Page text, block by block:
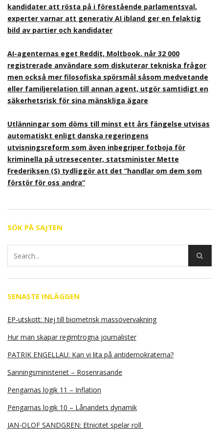
kandidater att rösta på i förestående parlamentsval,
experter varnar att generativ AI ibland ger en felaktig
bild av partier och kandidater
AI-agenternas eget Reddit, Moltbook, når 32 000
registrerade användare som diskuterar tekniska frågor
men också mer filosofiska spörsmål såsom medvetande
eller familjerelation till annan agent, utgör samtidigt en
säkerhetsrisk för sina mänskliga ägare
Utlänningar som döms till minst ett års fängelse utvisas
automatiskt enligt danska regeringens
utvisningsreform som även inbegriper fotboja för
kriminella på utresecenter, statsminister Mette
Frederiksen (S) tydliggör att det ”handlar om dem som
förstör för oss andra”
SÖK PÅ SAJTEN
SENASTE INLÄGGEN
EP-utskott: Nej till biometrisk massövervakning
Hur man skapar regimtrogna journalister
PATRIK ENGELLAU: Kan vi lita på antidemokraterna?
Sanningsministeriet – Rosenrasande
Pengarnas logik 11 – Inflation
Pengarnas logik 10 – Lånandets dynamik
JAN-OLOF SANDGREN: Etnicitet spelar roll